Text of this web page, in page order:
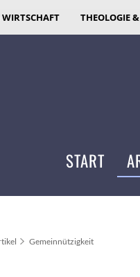
THEOLOGIE
START
Gemeinnützigkeit